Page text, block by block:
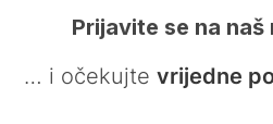
Prijavite se na
… i očekujte vrijedne